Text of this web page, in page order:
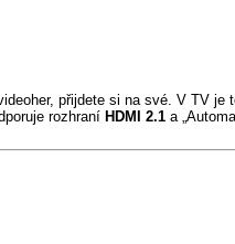
přijdete si na své. V TV je
rozhraní HDMI 2.1 a